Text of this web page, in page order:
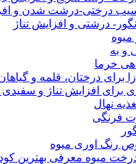
سیب درختی-درشت شدن و
درشتی و افزایش تناژ
و به
خرما
برای درختان، قلمه و
برای افزایش تناژ و
نهال
فرنگی
رنگ اوری میوه
میوه معرفی بهترین کود